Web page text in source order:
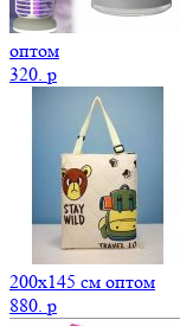
оптом
320. p
200х145 см оптом
880. p